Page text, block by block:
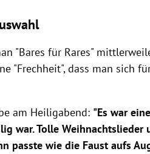
"Bares für Rares"
"Frechheit", dass man sich
am Heiligabend: "Es war
war. Tolle Weihnachtslieder
passte wie die Faust aufs